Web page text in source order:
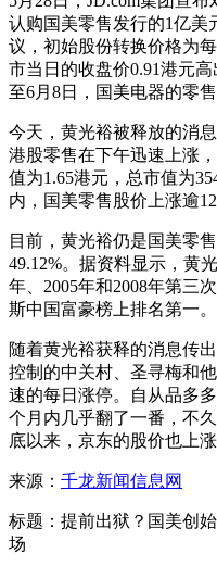
认购国美零售发行的1亿美
议，初始股份转换价格为
市当日的收盘价0.91港元高
至6月8日，国美电器的零
今天，黄光裕被释放的消
港股零售在下午迅速上涨
值为1.65港元，总市值为
内，国美零售股价上涨逾
目前，黄光裕仍是国美零
49.12%。据资料显示，黄
年、2005年和2008年第三
斯中国富豪榜上排名第一。
随着黄光裕获释的消息传
控制的中关村、圣寻梅和
速的每日涨停。自从品多
个月内几乎翻了一番，不
底以来，京东的股价也上涨
来源： 千龙新闻信息网
标题：提前出狱？国美创
场